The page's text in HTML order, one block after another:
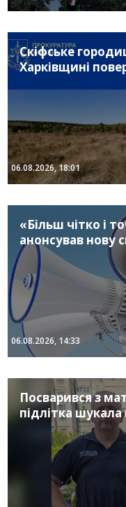
Скіфське
Харківщині
06.08.2026, 18:01
«Більш чітко і
анонсував нову
06.08.2026, 14:33
Посварився з
підлітка шукала